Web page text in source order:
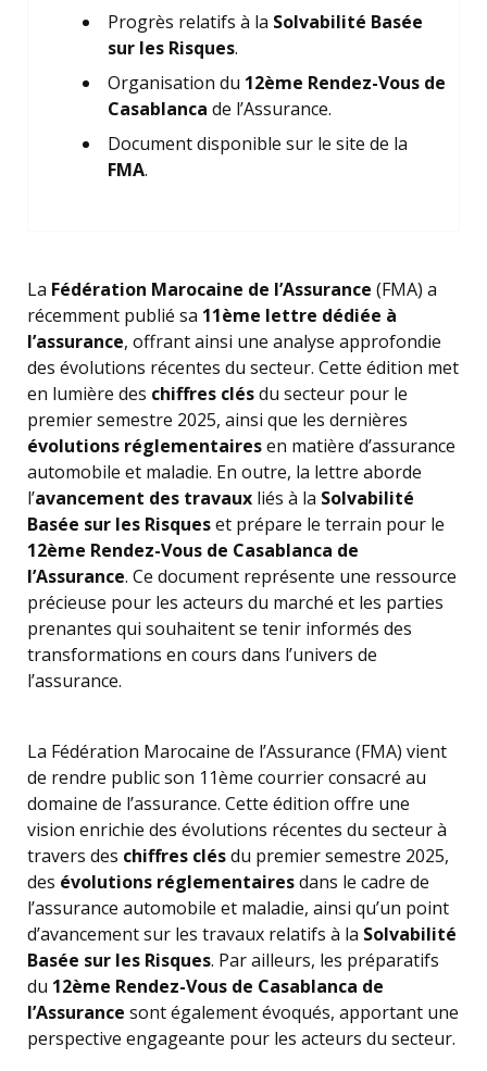
Progrès relatifs à la Solvabilité Basée
sur les Risques.
Organisation du 12ème Rendez-Vous de
Casablanca de l’Assurance.
Document disponible sur le site de la
FMA.
La Fédération Marocaine de l’Assurance (FMA) a
récemment publié sa 11ème lettre dédiée à
l’assurance, offrant ainsi une analyse approfondie
des évolutions récentes du secteur. Cette édition met
en lumière des chiffres clésdu secteur pour le
premier semestre 2025, ainsi que les dernières
évolutions réglementairesen matière d’assurance
automobile et maladie. En outre, la lettre aborde
l’avancement des travaux liés à la Solvabilité
Basée sur les Risqueset prépare le terrain pour le
12ème Rendez-Vous de Casablanca de
l’Assurance. Ce document représente une ressource
précieuse pour les acteurs du marché et les parties
prenantes qui souhaitent se tenir informés des
transformations en cours dans l’univers de
l’assurance.
La Fédération Marocaine de l’Assurance (FMA) vient
de rendre public son 11ème courrier consacré au
domaine de l’assurance. Cette édition offre une
vision enrichie des évolutions récentes du secteur à
travers des chiffres clésdu premier semestre 2025,
des évolutions réglementairesdans le cadre de
l’assurance automobile et maladie, ainsi qu’un point
d’avancement sur les travaux relatifs à la Solvabilité
Basée sur les Risques. Par ailleurs, les préparatifs
du 12ème Rendez-Vous de Casablanca de
l’Assurance sont également évoqués, apportant une
perspective engageante pour les acteurs du secteur.